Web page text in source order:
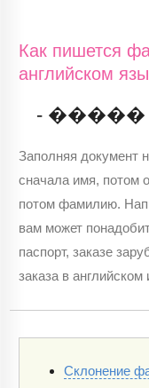
Как пишется
английском
- �����
Заполняя документ
сначала имя, потом
потом фамилию.
вам может
паспорт, заказе
заказа в английском
Склонение